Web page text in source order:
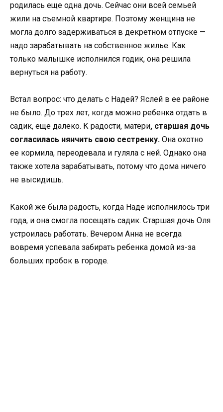
родилась еще одна дочь. Сейчас они всей семьей
жили на съемной квартире. Поэтому женщина не
могла долго задерживаться в декретном отпуске —
надо зарабатывать на собственное жилье. Как
только малышке исполнился годик, она решила
вернуться на работу.
Встал вопрос: что делать с Надей? Яслей в ее районе
не было. До трех лет, когда можно ребенка отдать в
садик, еще далеко. К радости, матери, старшая дочь
согласилась нянчить свою сестренку. Она охотно
ее кормила, переодевала и гуляла с ней. Однако она
также хотела зарабатывать, потому что дома ничего
не высидишь.
Какой же была радость, когда Наде исполнилось три
года, и она смогла посещать садик. Старшая дочь Оля
устроилась работать. Вечером Анна не всегда
вовремя успевала забирать ребенка домой из-за
больших пробок в городе.